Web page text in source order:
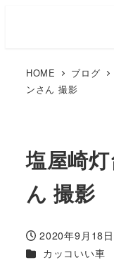
HOME ブログ
ンさん 撮影
塩屋崎
ん 撮影
投稿日
2020年9月18日
カテゴリー
カッコいい車